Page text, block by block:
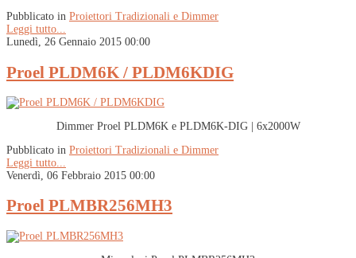
Pubblicato in Proiettori Tradizionali e Dimmer
Leggi tutto...
Lunedì, 26 Gennaio 2015 00:00
Proel PLDM6K / PLDM6KDIG
Dimmer Proel PLDM6K e PLDM6K-DIG | 6x2000W
Pubblicato in Proiettori Tradizionali e Dimmer
Leggi tutto...
Venerdì, 06 Febbraio 2015 00:00
Proel PLMBR256MH3